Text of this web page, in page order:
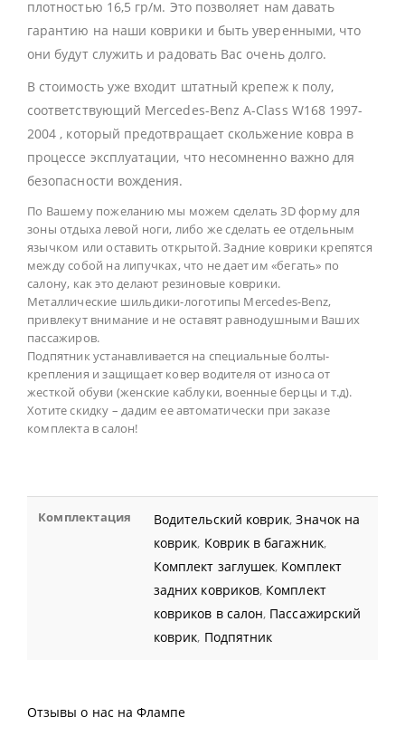
плотностью 16,5 гр/м. Это позволяет нам давать
гарантию на наши коврики и быть уверенными, что
они будут служить и радовать Вас очень долго.
В стоимость уже входит штатный крепеж к полу,
соответствующий Mercedes-Benz A-Class W168 1997-
2004 , который предотвращает скольжение ковра в
процессе эксплуатации, что несомненно важно для
безопасности вождения.
По Вашему пожеланию мы можем сделать 3D форму для
зоны отдыха левой ноги, либо же сделать ее отдельным
язычком или оставить открытой. Задние коврики крепятся
между собой на липучках, что не дает им «бегать» по
салону, как это делают резиновые коврики.
Металлические шильдики-логотипы Mercedes-Benz,
привлекут внимание и не оставят равнодушными Ваших
пассажиров.
Подпятник устанавливается на специальные болты-
крепления и защищает ковер водителя от износа от
жесткой обуви (женские каблуки, военные берцы и т.д).
Хотите скидку – дадим ее автоматически при заказе
комплекта в салон!
Комплектация Водительский коврик,Значок на
коврик, Коврик в багажник,
Комплект заглушек, Комплект
задних ковриков, Комплект
ковриков в салон, Пассажирский
коврик, Подпятник
Отзывы о нас на Флампе